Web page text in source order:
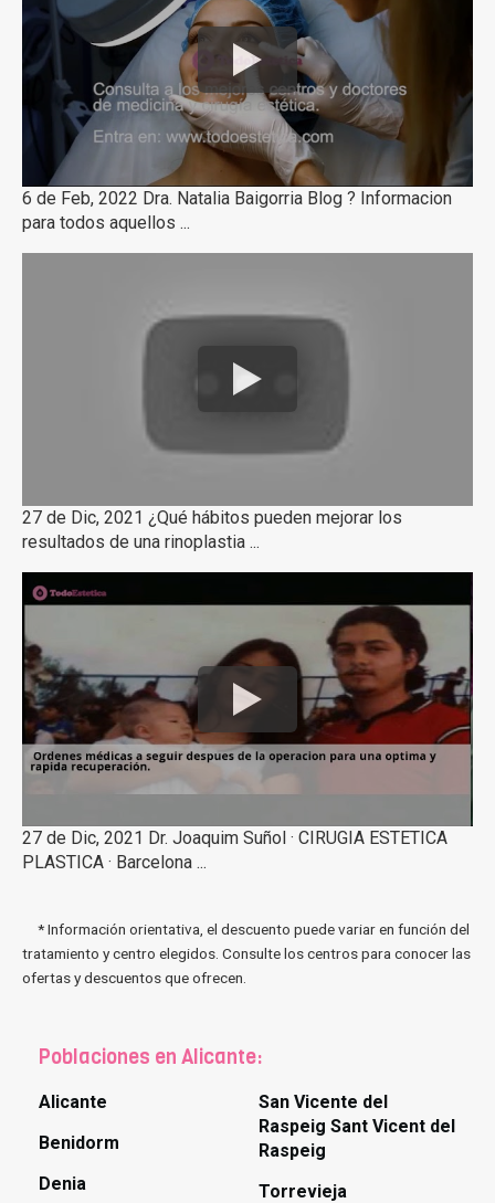
6 de Feb, 2022 Dra. Natalia Baigorria Blog ? Informacion
para todos aquellos ...
27 de Dic, 2021 ¿Qué hábitos pueden mejorar los
resultados de una rinoplastia ...
27 de Dic, 2021 Dr. Joaquim Suñol · CIRUGIA ESTETICA
PLASTICA · Barcelona ...
* Información orientativa, el descuento puede variar en función del
tratamiento y centro elegidos. Consulte los centros para conocer las
ofertas y descuentos que ofrecen.
Poblaciones en Alicante:
Alicante
Benidorm
Denia
San Vicente del
Raspeig Sant Vicent del
Raspeig
Torrevieja